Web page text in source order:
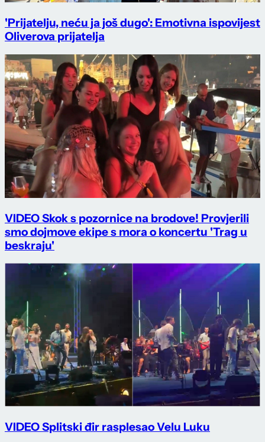
'Prijatelju, neću ja još dugo': Emotivna ispovijest
Oliverova prijatelja
VIDEO Skok s pozornice na brodove! Provjerili
smo dojmove ekipe s mora o koncertu 'Trag u
beskraju'
VIDEO Splitski đir rasplesao Velu Luku